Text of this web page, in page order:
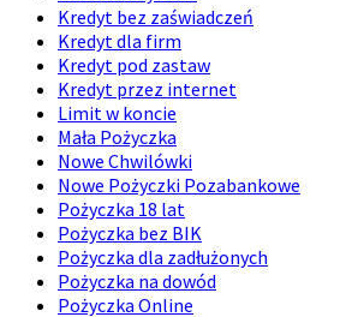
Kredyt bez zaświadczeń
Kredyt dla firm
Kredyt pod zastaw
Kredyt przez internet
Limit w koncie
Mała Pożyczka
Nowe Chwilówki
Nowe Pożyczki Pozabankowe
Pożyczka 18 lat
Pożyczka bez BIK
Pożyczka dla zadłużonych
Pożyczka na dowód
Pożyczka Online